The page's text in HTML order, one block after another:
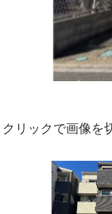
クリックで画像を